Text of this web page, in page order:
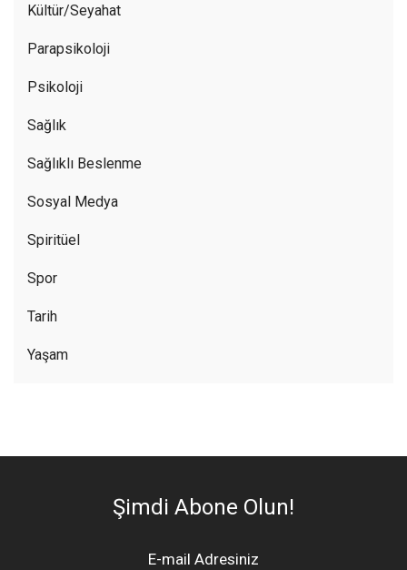
Kültür/Seyahat
Parapsikoloji
Psikoloji
Sağlık
Sağlıklı Beslenme
Sosyal Medya
Spiritüel
Spor
Tarih
Yaşam
Şimdi Abone Olun!
E-mail Adresiniz